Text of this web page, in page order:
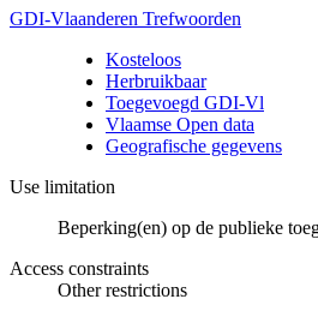
GDI-Vlaanderen Trefwoorden
Kosteloos
Herbruikbaar
Toegevoegd GDI-Vl
Vlaamse Open data
Geografische gegevens
Use limitation
Beperking(en) op de publieke
Access constraints
Other restrictions